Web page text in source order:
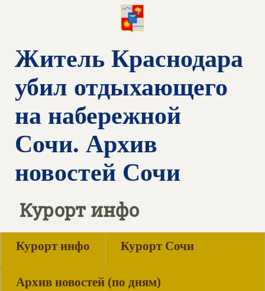
Житель Краснодара
убил отдыхающего
на набережной
Сочи. Архив
новостей Сочи
Курорт инфо
Курорт инфо Курорт Сочи
Архив новостей (по дням)